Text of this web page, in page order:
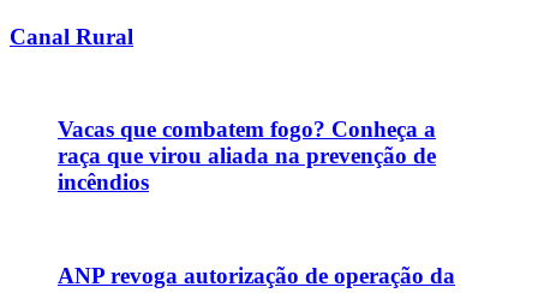
Canal Rural
Vacas que combatem fogo? Conheça a
raça que virou aliada na prevenção de
incêndios
ANP revoga autorização de operação da